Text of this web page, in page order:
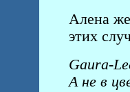
Алена
этих
Gaura-
А не в